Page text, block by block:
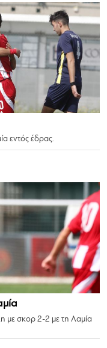
εντός έδρας.
με σκορ 2-2 με τη Λαμία